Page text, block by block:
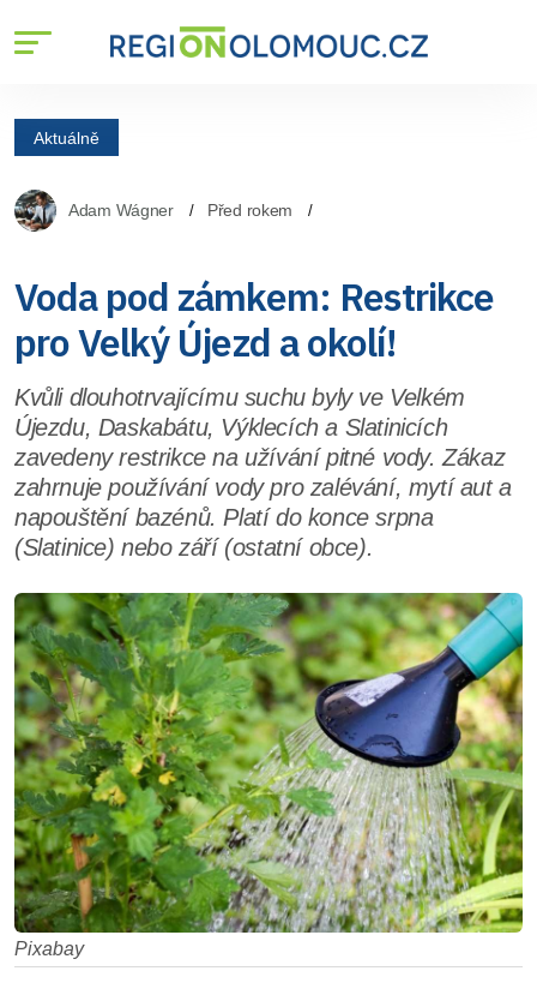
Aktuálně
Adam Wágner Před rokem
Voda pod zámkem: Restrikce
pro Velký Újezd a okolí!
Kvůli dlouhotrvajícímu suchu byly ve Velkém
Újezdu, Daskabátu, Výklecích a Slatinicích
zavedeny restrikce na užívání pitné vody. Zákaz
zahrnuje používání vody pro zalévání, mytí aut a
napouštění bazénů. Platí do konce srpna
(Slatinice) nebo září (ostatní obce).
Pixabay